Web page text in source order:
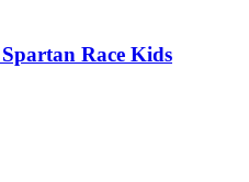
Race Kids